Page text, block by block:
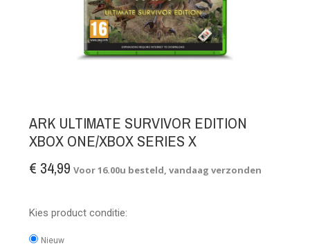
ARK ULTIMATE SURVIVOR EDITION
XBOX ONE/XBOX SERIES X
€ 34,99 Voor 16.00u besteld, vandaag verzonden
Kies product conditie:
Nieuw